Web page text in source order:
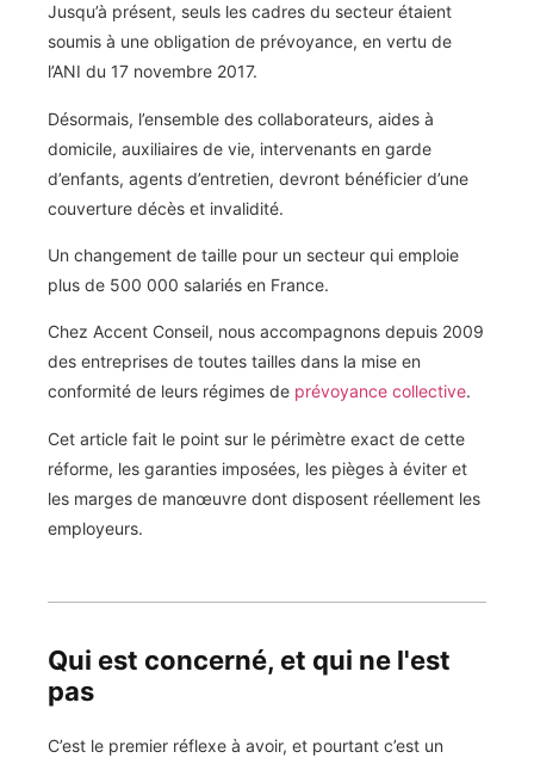
Jusqu’à présent, seuls les cadres du secteur étaient
soumis à une obligation de prévoyance, en vertu de
l’ANI du 17 novembre 2017.
Désormais, l’ensemble des collaborateurs, aides à
domicile, auxiliaires de vie, intervenants en garde
d’enfants, agents d’entretien, devront bénéficier d’une
couverture décès et invalidité.
Un changement de taille pour un secteur qui emploie
plus de 500 000 salariés en France.
Chez Accent Conseil, nous accompagnons depuis 2009
des entreprises de toutes tailles dans la mise en
conformité de leurs régimes de prévoyance collective.
Cet article fait le point sur le périmètre exact de cette
réforme, les garanties imposées, les pièges à éviter et
les marges de manœuvre dont disposent réellement les
employeurs.
Qui est concerné, et qui ne l'est
pas
C’est le premier réflexe à avoir, et pourtant c’est un